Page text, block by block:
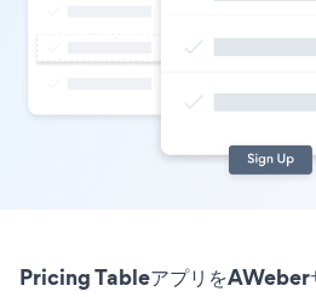
Pricing TableアプリをAWeber